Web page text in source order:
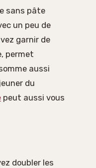
sans pâte
un peu de
garnir de
permet
aussi
du
peut aussi vous
doubler les